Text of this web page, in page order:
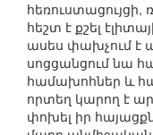
հեռուստացույցի,
հեշտ է քշել
ասես փախչում է
սոցցանցում նա
համախոհներ և
որտեղ կարող է
փոխել իր